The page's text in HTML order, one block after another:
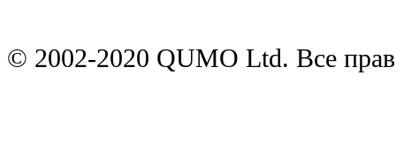
© 2002-2020 QUMO Ltd. Все